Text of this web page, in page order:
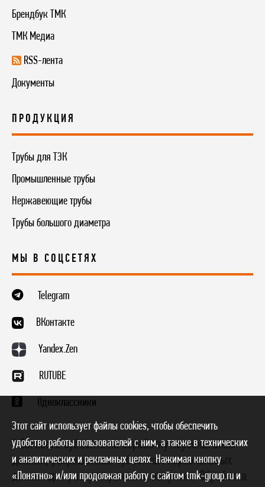
Брендбук ТМК
ТМК Медиа
RSS-лента
Документы
ПРОДУКЦИЯ
Трубы для ТЭК
Промышленные трубы
Нержавеющие трубы
Трубы большого диаметра
МЫ В СОЦСЕТЯХ
Telegram
ВКонтакте
Yandex.Zen
RUTUBE
Одноклассники
* Согласие субъекта на обработку персональных
данных, разрешенных субъектом персональных
данных для распространения, получено. Обработка
Этот сайт использует файлы cookies, чтобы обеспечить
удобство работы пользователей с ним, а также в технических
и аналитических и рекламных целях. Нажимая кнопку
«Понятно» и/или продолжая работу с сайтом tmk-group.ru и